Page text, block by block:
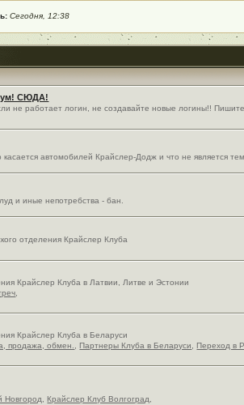
Сегодня, 12:38
СЮДА!
не работает логин, не создавайте новые логины!!
автомобилей Крайслер-Додж и что не является
и иные непотребства - бан.
отделения Крайслер Клуба
Крайслер Клуба в Латвии, Литве и Эстонии
Крайслер Клуба в Беларуси
продажа, обмен. Партнеры Клуба в Беларуси Переход в
Новгород Крайслер Клуб Волгоград